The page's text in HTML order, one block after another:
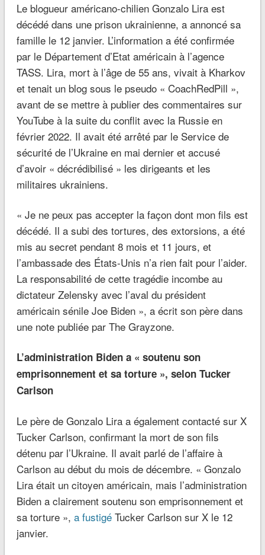
Le blogueur américano-chilien Gonzalo Lira est
décédé dans une prison ukrainienne, a annoncé sa
famille le 12 janvier. L’information a été confirmée
par le Département d’Etat américain à l’agence
TASS. Lira, mort à l’âge de 55 ans, vivait à Kharkov
et tenait un blog sous le pseudo « CoachRedPill »,
avant de se mettre à publier des commentaires sur
YouTube à la suite du conflit avec la Russie en
février 2022. Il avait été arrêté par le Service de
sécurité de l’Ukraine en mai dernier et accusé
d’avoir « décrédibilisé » les dirigeants et les
militaires ukrainiens.
« Je ne peux pas accepter la façon dont mon fils est
décédé. Il a subi des tortures, des extorsions, a été
mis au secret pendant 8 mois et 11 jours, et
l’ambassade des États-Unis n’a rien fait pour l’aider.
La responsabilité de cette tragédie incombe au
dictateur Zelensky avec l’aval du président
américain sénile Joe Biden », a écrit son père dans
une note publiée par The Grayzone.
L’administration Biden a « soutenu son
emprisonnement et sa torture », selon Tucker
Carlson
Le père de Gonzalo Lira a également contacté sur X
Tucker Carlson, confirmant la mort de son fils
détenu par l’Ukraine. Il avait parlé de l’affaire à
Carlson au début du mois de décembre. « Gonzalo
Lira était un citoyen américain, mais l’administration
Biden a clairement soutenu son emprisonnement et
sa torture », a fustigéTucker Carlson sur X le 12
janvier.